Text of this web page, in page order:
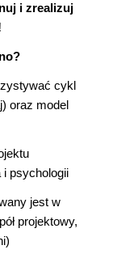
i zrealizuj
cykl
oraz model
i psychologii
jest w
projektowy,